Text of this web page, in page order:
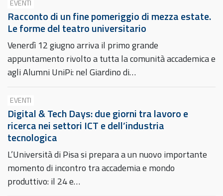
EVENTI
Racconto di un fine pomeriggio di mezza estate.
Le forme del teatro universitario
Venerdì 12 giugno arriva il primo grande
appuntamento rivolto a tutta la comunità accademica e
agli Alumni UniPi: nel Giardino di…
EVENTI
Digital & Tech Days: due giorni tra lavoro e
ricerca nei settori ICT e dell’industria
tecnologica
L’Università di Pisa si prepara a un nuovo importante
momento di incontro tra accademia e mondo
produttivo: il 24 e…